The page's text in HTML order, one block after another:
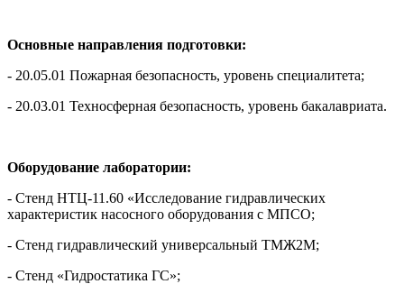
Основные направления подготовки:
- 20.05.01 Пожарная безопасность, уровень специалитета;
- 20.03.01 Техносферная безопасность, уровень бакалавриата.
Оборудование лаборатории:
- Стенд НТЦ-11.60 «Исследование гидравлических
характеристик насосного оборудования с МПСО;
- Стенд гидравлический универсальный ТМЖ2М;
- Стенд «Гидростатика ГС»;